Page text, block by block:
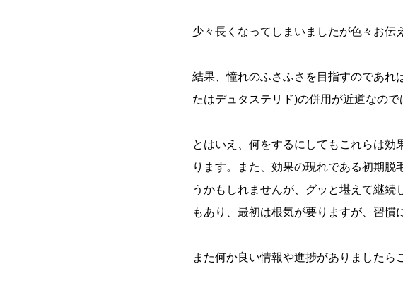
少々長くなってしまいましたが色々お伝
結果、憧れのふさふさを目指すのであれ
たはデュタステリド)の併用が近道なので
とはいえ、何をするにしてもこれらは効
ります。また、効果の現れである初期
うかもしれませんが、グッと堪えて継
もあり、最初は根気が要りますが、習慣
また何か良い情報や進捗がありましたら